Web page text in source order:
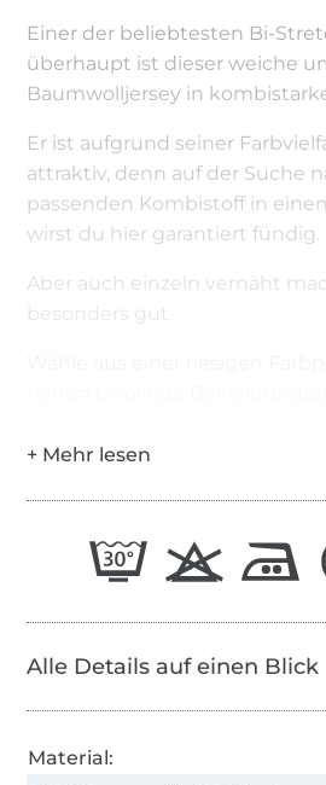
Einer der beliebtesten Bi-
überhaupt ist dieser weiche
Baumwolljersey in
Er ist aufgrund seiner
attraktiv, denn auf der Suche
passenden Kombistoff in
wirst du hier garantiert fündig.
Aber auch einzeln vernäht
besonders gut.
Alle Details auf einen Blick
Material: